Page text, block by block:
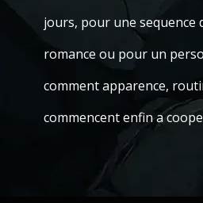
jours, pour une
romance ou pour un
comment apparence,
commencent enfin a